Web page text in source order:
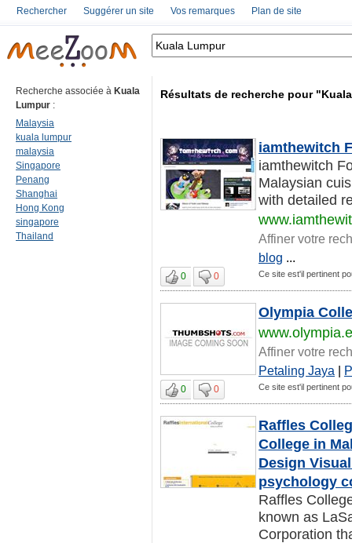
Rechercher Suggérer un site Vos remarques Plan de site
Recherche associée à Kuala
Lumpur :
Malaysia
kuala lumpur
malaysia
Singapore
Penang
Shanghai
Hong Kong
singapore
Thailand
Résultats de recherche pour
iamthewitch
iamthewitch
Malaysian
with detailed
Affiner votre
blog ...
0 0 Ce site est'il pertinent
Olympia
Affiner votre
Petaling Jaya |
0 0 Ce site est'il pertinent
Raffles
College in
Design
psychology
Raffles
known as
Corporation